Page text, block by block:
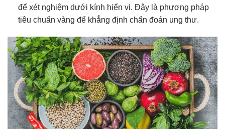
để xét nghiệm dưới kính hiển vi. Đây là phương pháp
tiêu chuẩn vàng để khẳng định chẩn đoán ung thư.